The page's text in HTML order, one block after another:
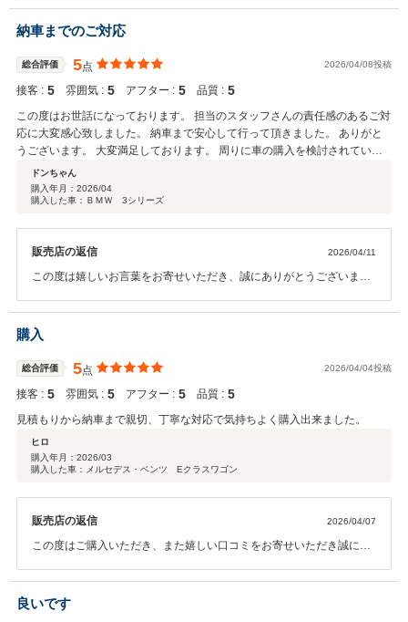
が、安心してお任せいただけたとのお言葉を大変嬉しく思っておりま
す。 今後もご不明点やお困りごとなどございましたら、いつでもお気
軽にご相談ください。 これからのカーライフもしっかりサポートさせ
ていただきます。 今後ともよろしくお願いいたします。
納車までのご対応
総合評価 5点 2026/04/08投稿
接客 : 5 雰囲気 : 5 アフター : 5 品質 : 5
この度はお世話になっております。 担当のスタッフさんの責任感のあるご対
応に大変感心致しました。 納車まで安心して行って頂きました。 ありがと
うございます。 大変満足しております。 周りに車の購入を検討されている
方がいらっしゃればぜひオススメしたいと思います。 今後とも宜しくお願い
致します。
ドンちゃん
購入年月： 2026/04
購入した車：ＢＭＷ 3シリーズ
販売店の返信 2026/04/11
この度は嬉しいお言葉をお寄せいただき、誠にありがとうございま
心より御礼申し上げます。 担当スタッフの対応につきましてお褒めの
お言葉を頂戴し、大変嬉しく思っております。 納車まで安心してお任
後も末永く快適にお車をご利用いただけるよう、アフターサポートに
も力を入れてまいります。 何かございましたら、いつでもお気軽にご
相談ください。 また、お知り合いの方へのご紹介もご検討いただき、
重ねて感謝申し上げます。 今後ともどうぞよろしくお願い申し上げま
購入
総合評価 5点 2026/04/04投稿
接客 : 5 雰囲気 : 5 アフター : 5 品質 : 5
見積もりから納車まで親切、丁寧な対応で気持ちよく購入出来ました。
ヒロ
購入年月： 2026/03
購入した車：メルセデス・ベンツ Eクラスワゴン
販売店の返信 2026/04/07
この度はご購入いただき、また嬉しい口コミをお寄せいただき誠にあ
お言葉をいただき、大変嬉しく思っております。 お客様に安心して気
持ちよくご購入いただけたことが、何よりの励みです。 今後も変わら
ぬ丁寧な対応を心がけてまいりますので、お車のことで何かございま
良いです